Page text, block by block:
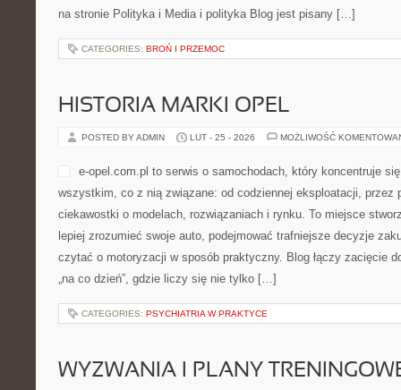
na stronie Polityka i Media i polityka Blog jest pisany […]
CATEGORIES: BROŃ I PRZEMOC
HISTORIA MARKI OPEL
POSTED BY ADMIN LUT - 25 - 2026 MOŻLIWOŚĆ
e-opel.com.pl to serwis o samochodach, który koncentruje
wszystkim, co z nią związane: od codziennej eksploatacji, przez
ciekawostki o modelach, rozwiązaniach i rynku. To miejsce
lepiej zrozumieć swoje auto, podejmować trafniejsze decyzje
czytać o motoryzacji w sposób praktyczny. Blog łączy zacięcie
„na co dzień”, gdzie liczy się nie tylko […]
CATEGORIES: PSYCHIATRIA W PRAKTYCE
WYZWANIA I PLANY